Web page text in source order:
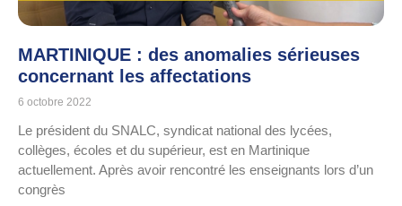
MARTINIQUE : des anomalies sérieuses
concernant les affectations
6 octobre 2022
Le président du SNALC, syndicat national des lycées,
collèges, écoles et du supérieur, est en Martinique
actuellement. Après avoir rencontré les enseignants lors d’un
congrès